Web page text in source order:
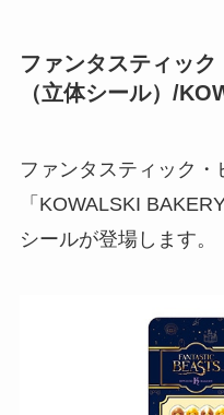
ファンタスティッ
（立体シール）/
ファンタスティック・
「KOWALSKI
シールが登場します。